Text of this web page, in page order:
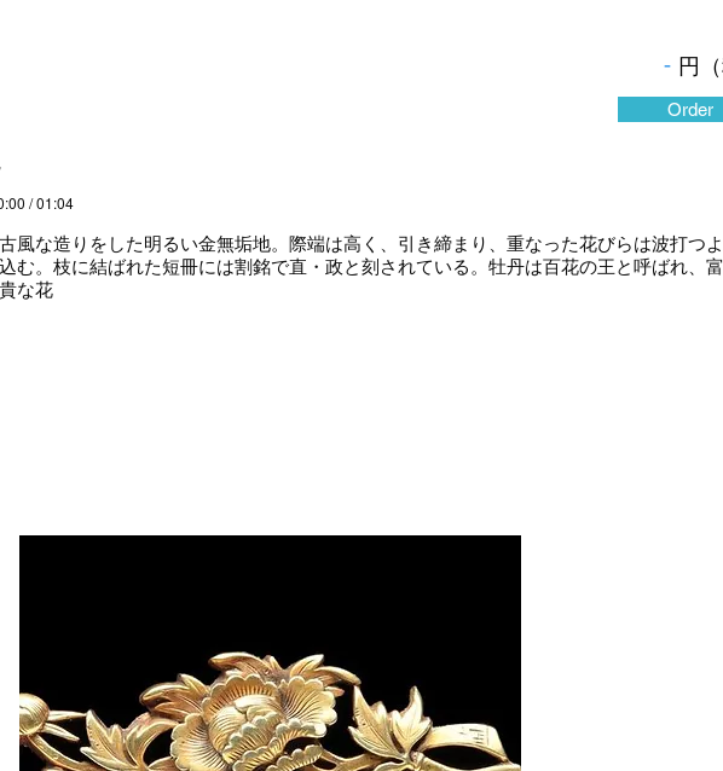
- 円
Order
/ 01:04
風な造りをした明るい金無垢地。際端は高く、引き締まり、重なった花びらは波打つ
む。枝に結ばれた短冊には割銘で直・政と刻されている。牡丹は百花の王と呼ばれ、
な花